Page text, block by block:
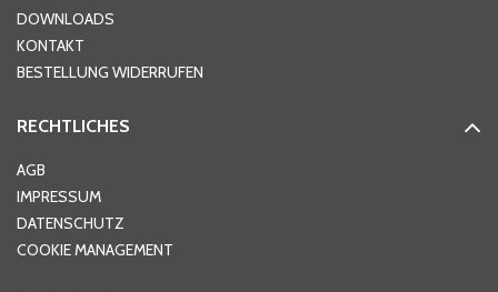
Ort*
Telefon
DOWNLOADS
KONTAKT
BESTELLUNG WIDERRUFEN
RECHTLICHES
AGB
IMPRESSUM
DATENSCHUTZ
COOKIE MANAGEMENT